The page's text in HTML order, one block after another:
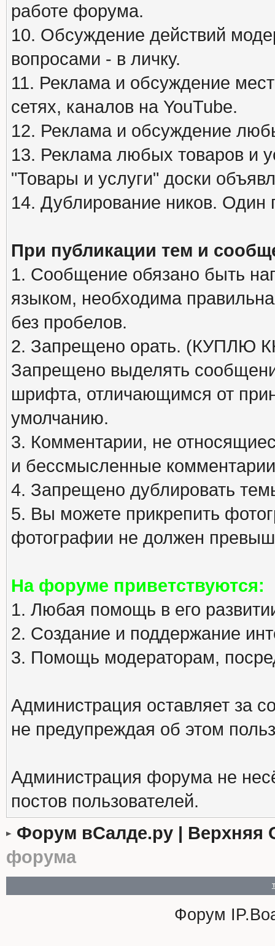
работе форума.
10. Обсуждение действий
вопросами - в личку.
11. Реклама и обсуждение
сетях, каналов на YouTube.
12. Реклама и обсуждение
13. Реклама любых товаров и
"Товары и услуги" доски
14. Дублирование ников. Один
При публикации тем и
1. Сообщение обязано быть
языком, необходима
без пробелов.
2. Запрещено орать. (КУПЛЮ
Запрещено выделять
шрифта, отличающимся от
умолчанию.
3. Комментарии, не
и бессмысленные
4. Запрещено дублировать
5. Вы можете прикрепить
фотографии не должен
На форуме приветствуются:
1. Любая помощь в его
2. Создание и поддержание
3. Помощь модераторам,
Администрация оставляет за
не предупреждая об этом
Администрация форума не
постов пользователей.
Форум вСалде.ру | Верхняя
форума
Форум